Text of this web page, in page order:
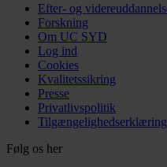
Efter- og
Forskning
Om UC SYD
Log ind
Cookies
Kvalitetssikring
Presse
Privatlivspolitik
Tilgængelighedserklæring
Følg os her